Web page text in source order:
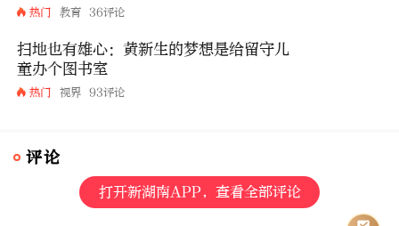
热门 教育 36评论
扫地也有雄心：黄新生的梦想是给留守儿
童办个图书室
热门 视界 93评论
评论
打开新湖南APP，查看全部评论